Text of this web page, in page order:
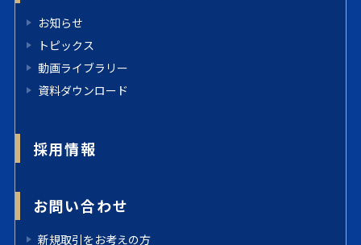
お知らせ
トピックス
動画ライブラリー
資料ダウンロード
採用情報
お問い合わせ
新規取引をお考えの方